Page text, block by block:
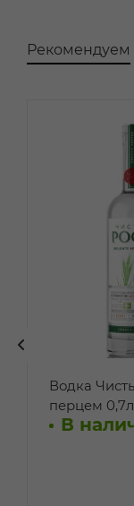
Рекомендуем
Водка
перцем 0,7л
В